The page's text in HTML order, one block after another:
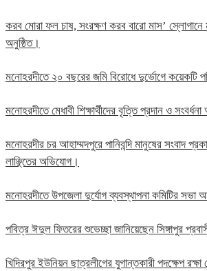
করব মোরা ফল চাষ, সংরক্ষণ করব বারো মাস’
অনুষ্ঠিত।
মনোহরদীতে ২০ বছরের জমি বিরোধে দুর্ভোগে কয়েকটি
মনোহরদীতে মেধাবী শিক্ষার্থীদের বৃত্তি প্রদান ও
মনোহরদীর চর আহাম্মদপুরে পানিবন্দি মানুষের সংবাদ
লাঞ্ছিতের অভিযোগ।
মনোহরদীতে উপজেলা দুর্যোগ ব্যবস্থাপনা কমিটির সভা
পবিত্র ঈদুল ফিতরের শুভেচ্ছা জানিয়েছেন সিঙ্গাপুর
খিদিরপুর ইউনিয়ন ছাত্রলীগের যুগান্তকারী পদক্ষেপ